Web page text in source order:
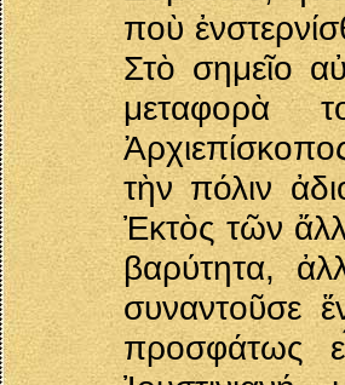
ποὺ
Στὸ σημεῖο
μεταφορὰ
τὴν πόλιν
Ἐκτὸς τῶν
βαρύτητα,
συναντοῦσε
προσφάτως